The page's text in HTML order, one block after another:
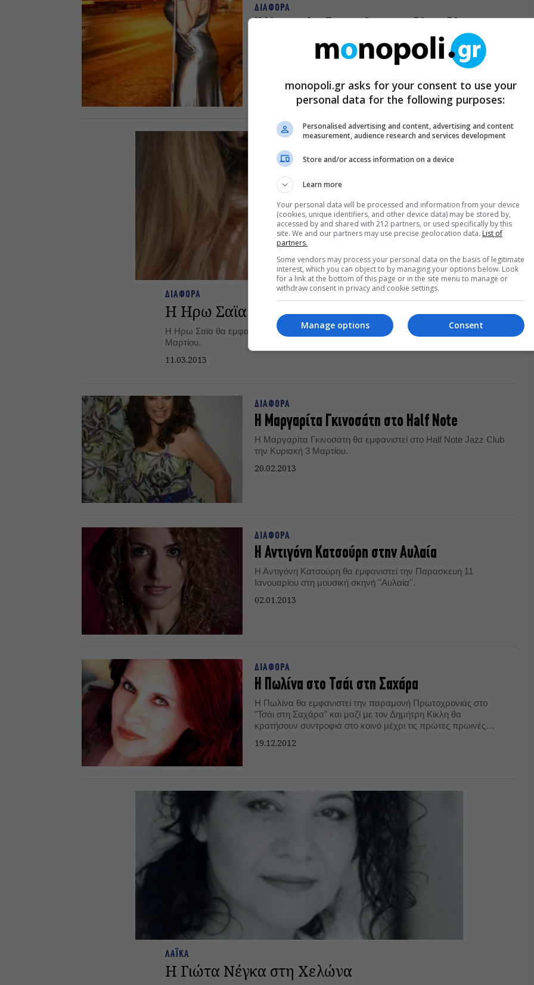
ΔΙΑΦΟΡΑ
Η Μαργαρίτα Γκινοσάτη και ο Blaze Rivers θα εμφανιστούν
14.03.2013
ΔΙΑΦΟΡΑ
Η Ηρω Σαϊα στον Ιανό
Η Ηρω Σαϊα θα εμφανιστεί στη σκηνή του Ιανού την Πέμπτη 28
Μαρτίου.
11.03.2013
ΔΙΑΦΟΡΑ
Η Μαργαρίτα Γκινοσάτη στο Half Note
Η Μαργαρίτα Γκινοσάτη θα εμφανιστεί στο Half Note Jazz Club
την Κυριακή 3 Μαρτίου.
20.02.2013
ΔΙΑΦΟΡΑ
Η Αντιγόνη Κατσούρη στην Αυλαία
Η Αντιγόνη Κατσούρη θα εμφανιστεί την Παρασκευή 11
Ιανουαρίου στη μουσική σκηνή ''Αυλαία''.
02.01.2013
ΔΙΑΦΟΡΑ
Η Πωλίνα στο Τσάι στη Σαχάρα
Η Πωλίνα θα εμφανιστεί την παραμονή Πρωτοχρονιάς στο
"Τσάι στη Σαχάρα" και μαζί με τον Δημήτρη Κίκλη θα
κρατήσουν συντροφιά στο κοινό μέχρι τις πρώτες πρωινές
19.12.2012
ΛΑΪΚΑ
Η Γιώτα Νέγκα στη Χελώνα
monopoli.gr asks for your consent to use your
personal data for the following purposes:
Personalised advertising and content, advertising and content
measurement, audience research and services development
Store and/or access information on a device
Learn more
Your personal data will be processed and information from your device
(cookies, unique identifiers, and other device data) may be stored by,
accessed by and shared with 212 partners, or used specifically by this
site. We and our partners may use precise geolocation data. List of
partners.
Some vendors may process your personal data on the basis of legitimate
interest, which you can object to by managing your options below. Look
for a link at the bottom of this page or in the site menu to manage or
withdraw consent in privacy and cookie settings.
Consent
Manage options